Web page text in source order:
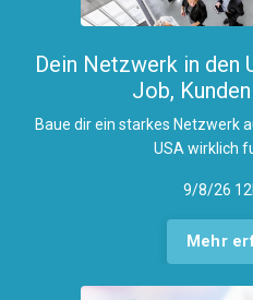
Dein Netzwerk in den
Job,
Baue dir ein starkes Netzwerk
USA wirklich
9/8/26
Mehr